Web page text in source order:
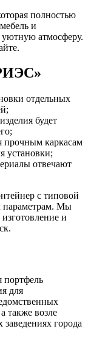
полностью
и
уютную атмосферу.
отдельных
будет
прочным каркасам
установки;
отвечают
с типовой
параметрам. Мы
и
портфель
для
также возле
города